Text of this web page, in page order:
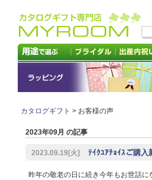
カタログギフト > お客様の声
2023年09月 の記事
2023.09.19[火] ﾃｲｸﾕｱﾁｮｲｽご購入
昨年の敬老の日に続き今年もお世話に